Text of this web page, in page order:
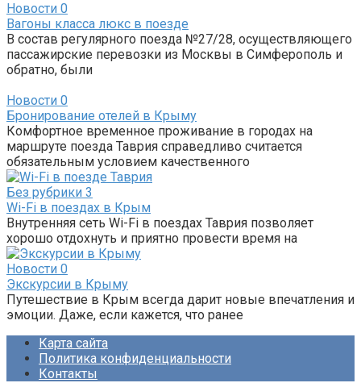
Новости 0
Вагоны класса люкс в поезде
В состав регулярного поезда №27/28, осуществляющего
пассажирские перевозки из Москвы в Симферополь и
обратно, были
Новости 0
Бронирование отелей в Крыму
Комфортное временное проживание в городах на
маршруте поезда Таврия справедливо считается
обязательным условием качественного
Без рубрики 3
Wi-Fi в поездах в Крым
Внутренняя сеть Wi-Fi в поездах Таврия позволяет
хорошо отдохнуть и приятно провести время на
Новости 0
Экскурсии в Крыму
Путешествие в Крым всегда дарит новые впечатления и
эмоции. Даже, если кажется, что ранее
Карта сайта
Политика конфиденциальности
Контакты